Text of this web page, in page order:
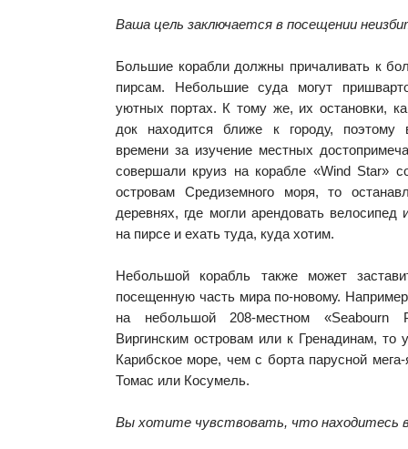
Ваша цель заключается в посещении
Большие корабли должны причаливать к
пирсам. Небольшие суда могут
уютных портах. К тому же, их остановки,
док находится ближе к городу,
времени за изучение местных
совершали круиз на корабле «Wind Star»
островам Средиземного моря, то
деревнях, где могли арендовать
на пирсе и ехать туда, куда хотим.
Небольшой корабль также может
посещенную часть мира по-новому.
на небольшой 208-местном «Seabourn
Виргинским островам или к Гренадинам, то
Карибское море, чем с борта парусной
Томас или Косумель.
Вы хотите чувствовать, что находитесь